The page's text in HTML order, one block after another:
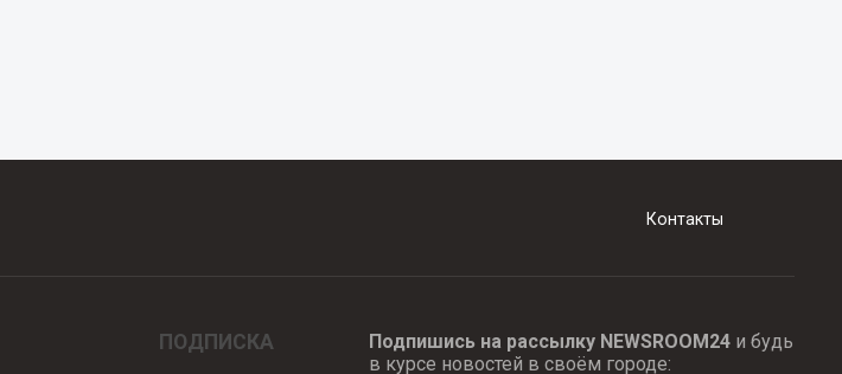
Контакты
ПОДПИСКА Подпишись на рассылку NEWSROOM24и будь
в курсе новостей в своём городе: